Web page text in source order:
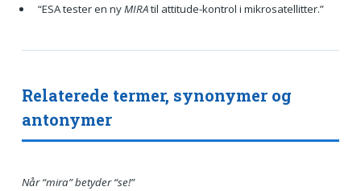
“ESA tester en nyMIRAtil attitude-kontrol i mikrosatellitter.”
Relaterede termer, synonymer og
antonymer
Når “mira” betyder “se!”